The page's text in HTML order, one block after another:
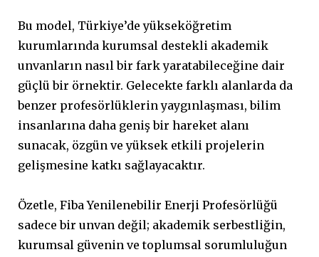
Bu model, Türkiye’de yükseköğretim
kurumlarında kurumsal destekli akademik
unvanların nasıl bir fark yaratabileceğine dair
güçlü bir örnektir. Gelecekte farklı alanlarda da
benzer profesörlüklerin yaygınlaşması, bilim
insanlarına daha geniş bir hareket alanı
sunacak, özgün ve yüksek etkili projelerin
gelişmesine katkı sağlayacaktır.
Özetle, Fiba Yenilenebilir Enerji Profesörlüğü
sadece bir unvan değil; akademik serbestliğin,
kurumsal güvenin ve toplumsal sorumluluğun